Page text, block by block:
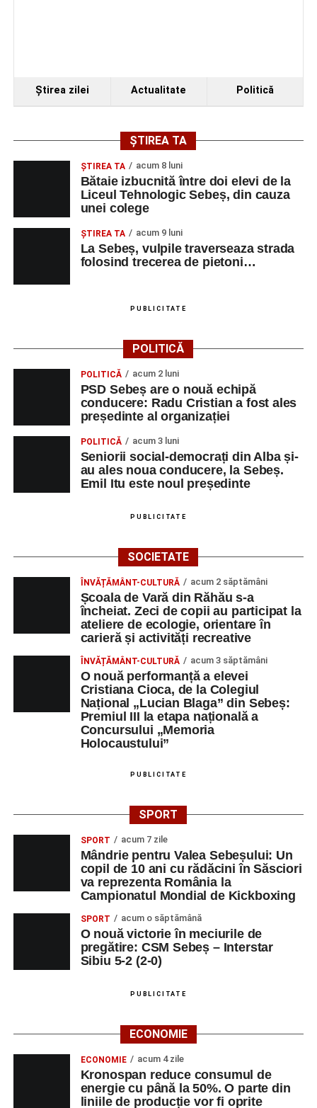
Ştirea zilei Actualitate Politică
ȘTIREA TA
ŞTIREA TA acum 8 luni
Bătaie izbucnită între doi elevi de la
Liceul Tehnologic Sebeș, din cauza
unei colege
ŞTIREA TA acum 9 luni
La Sebeș, vulpile traverseaza strada
folosind trecerea de pietoni…
PUBLICITATE
POLITICĂ
POLITICĂ acum 2 luni
PSD Sebeș are o nouă echipă
conducere: Radu Cristian a fost ales
președinte al organizației
POLITICĂ acum 3 luni
Seniorii social-democrați din Alba și-
au ales noua conducere, la Sebeș.
Emil Itu este noul președinte
PUBLICITATE
SOCIETATE
ÎNVĂȚĂMÂNT-CULTURĂ acum 2 săptămâni
Școala de Vară din Răhău s-a
încheiat. Zeci de copii au participat la
ateliere de ecologie, orientare în
carieră și activități recreative
ÎNVĂȚĂMÂNT-CULTURĂ acum 3 săptămâni
O nouă performanță a elevei
Cristiana Cioca, de la Colegiul
Național „Lucian Blaga” din Sebeș:
Premiul III la etapa națională a
Concursului „Memoria
Holocaustului”
PUBLICITATE
SPORT
SPORT acum 7 zile
Mândrie pentru Valea Sebeșului: Un
copil de 10 ani cu rădăcini în Săsciori
va reprezenta România la
Campionatul Mondial de Kickboxing
SPORT acum o săptămână
O nouă victorie în meciurile de
pregătire: CSM Sebeș – Interstar
Sibiu 5-2 (2-0)
PUBLICITATE
ECONOMIE
ECONOMIE acum 4 zile
Kronospan reduce consumul de
energie cu până la 50%. O parte din
liniile de producție vor fi oprite